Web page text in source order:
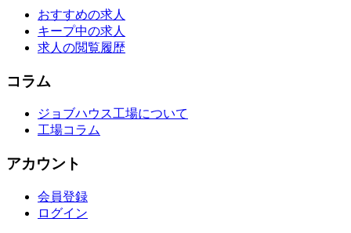
おすすめの求人
キープ中の求人
求人の閲覧履歴
コラム
ジョブハウス工場について
工場コラム
アカウント
会員登録
ログイン